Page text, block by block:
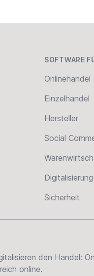
SOFTWARE
Onlinehandel
Einzelhandel
Hersteller
Social
Digitalisierung
Sicherheit
den Handel:
online.